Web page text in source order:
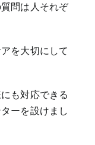
問は人それぞ
を大切にして
も対応できる
ーを設けまし